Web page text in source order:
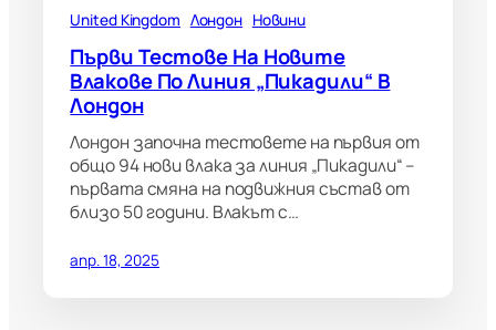
United Kingdom Лондон Новини
Първи Тестове На Новите
Влакове По Линия „Пикадили“ В
Лондон
Лондон започна тестовете на първия от
общо 94 нови влака за линия „Пикадили“ –
първата смяна на подвижния състав от
близо 50 години. Влакът с…
апр. 18, 2025